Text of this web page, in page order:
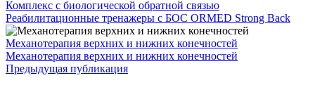
Комплекс с биологической обратной связью
Реабилитационные тренажеры с БОС ORMED Strong Back
Механотерапия верхних и нижних конечностей
Механотерапия верхних и нижних конечностей
Предыдущая публикация